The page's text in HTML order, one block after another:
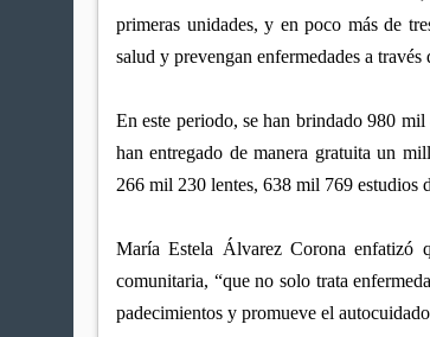
primeras unidades, y en poco más de
salud y prevengan enfermedades a
En este periodo, se han brindado 980
han entregado de manera gratuita un
266 mil 230 lentes, 638 mil 769 estudios
María Estela Álvarez Corona enfatizó
comunitaria, “que no solo trata
padecimientos y promueve el